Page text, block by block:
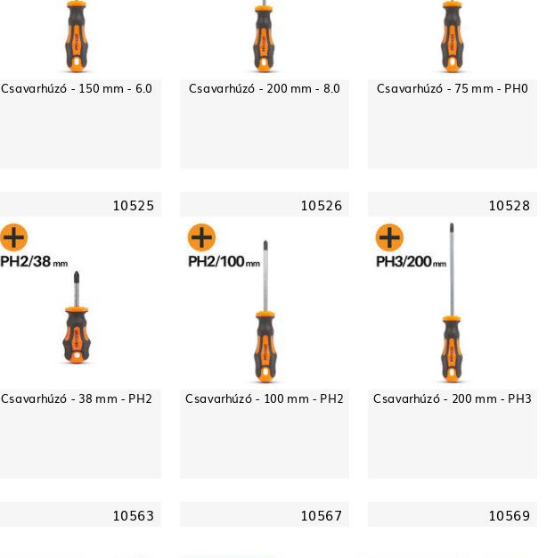
Csavarhúzó - 150 mm - 6.0 Csavarhúzó - 200 mm - 8.0 Csavarhúzó - 75 mm - PH0
10525
Csavarhúzó - 38 mm - PH2
10526
Csavarhúzó - 100 mm - PH2
10528
Csavarhúzó - 200 mm - PH3
10563 10567 10569